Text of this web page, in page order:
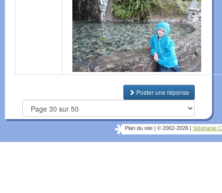
Poster une réponse
Plan du site © 2002-2026 Stéphanie C